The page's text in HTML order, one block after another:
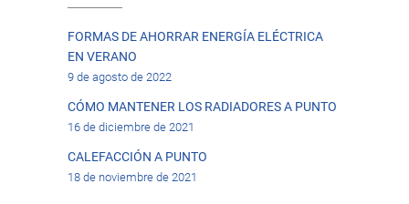
FORMAS DE AHORRAR ENERGÍA ELÉCTRICA
EN VERANO
9 de agosto de 2022
CÓMO MANTENER LOS RADIADORES A PUNTO
16 de diciembre de 2021
CALEFACCIÓN A PUNTO
18 de noviembre de 2021